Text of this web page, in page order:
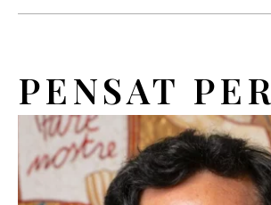
PENSAT